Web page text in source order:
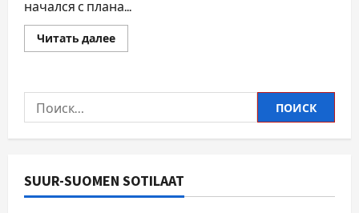
начался с плана...
Читать далее
SUUR-SUOMEN SOTILAAT